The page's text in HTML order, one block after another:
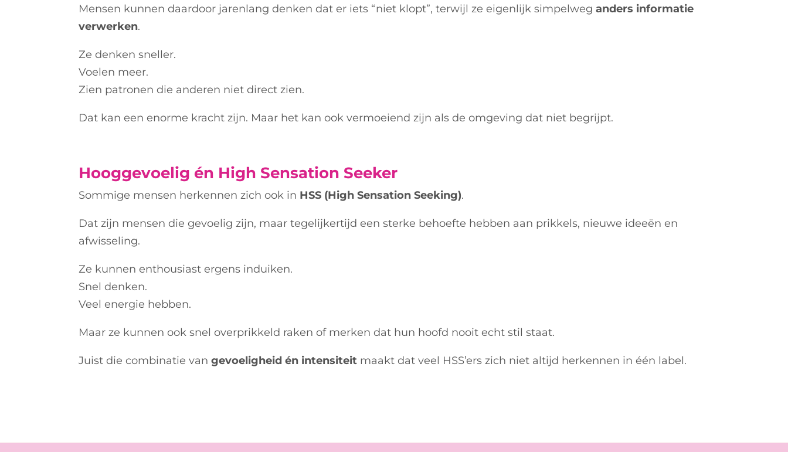
Mensen kunnen daardoor jarenlang denken dat er iets “niet klopt”, terwijl ze eigenlijk simpelweganders informatie
verwerken.
Ze denken sneller.
Voelen meer.
Zien patronen die anderen niet direct zien.
Dat kan een enorme kracht zijn. Maar het kan ook vermoeiend zijn als de omgeving dat niet begrijpt.
Hooggevoelig én High Sensation Seeker
Sommige mensen herkennen zich ook in HSS (High Sensation Seeking).
Dat zijn mensen die gevoelig zijn, maar tegelijkertijd een sterke behoefte hebben aan prikkels, nieuwe ideeën en
afwisseling.
Ze kunnen enthousiast ergens induiken.
Snel denken.
Veel energie hebben.
Maar ze kunnen ook snel overprikkeld raken of merken dat hun hoofd nooit echt stil staat.
Juist die combinatie vangevoeligheid én intensiteit maakt dat veel HSS’ers zich niet altijd herkennen in één label.